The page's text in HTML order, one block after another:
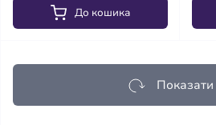
До кошика